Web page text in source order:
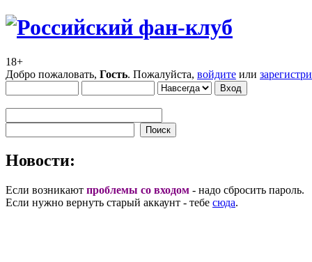
18+
Добро пожаловать, Гость. Пожалуйста, войдите или
Новости:
Если возникают проблемы со входом - надо сбросить пароль.
Если нужно вернуть старый аккаунт - тебе сюда.